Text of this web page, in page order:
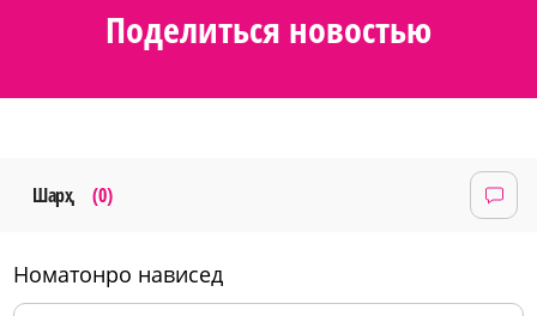
Поделиться новостью
Шарҳ (0)
номатонро нависед